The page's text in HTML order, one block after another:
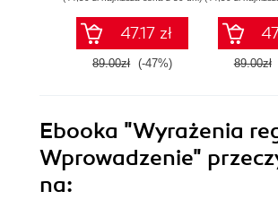
47.17 zł
89.00zł (-47%) 89.00zł
Ebooka "Wyrażenia
Wprowadzenie"
na: